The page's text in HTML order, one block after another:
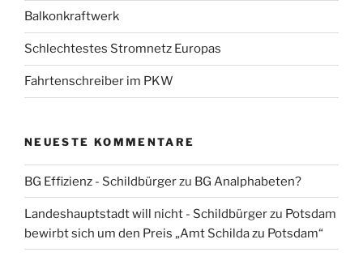
Balkonkraftwerk
Schlechtestes Stromnetz Europas
Fahrtenschreiber im PKW
NEUESTE KOMMENTARE
BG Effizienz - Schildbürgerzu BG Analphabeten?
Landeshauptstadt will nicht - Schildbürgerzu Potsdam
bewirbt sich um den Preis „Amt Schilda zu Potsdam“